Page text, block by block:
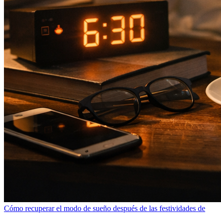
Cómo recuperar el modo de sueño después de las festividades de